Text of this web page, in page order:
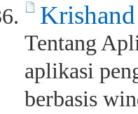
Tentang
aplikasi
berbasis